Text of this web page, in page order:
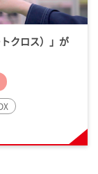
トクロス）」が